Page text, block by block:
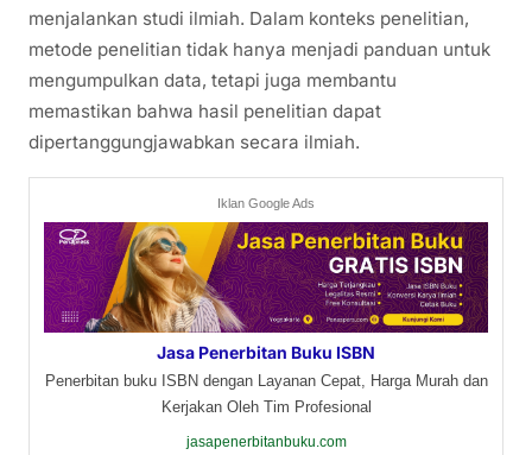
menjalankan studi ilmiah. Dalam konteks penelitian,
metode penelitian tidak hanya menjadi panduan untuk
mengumpulkan data, tetapi juga membantu
memastikan bahwa hasil penelitian dapat
dipertanggungjawabkan secara ilmiah.
Iklan Google Ads
Jasa Penerbitan Buku ISBN
Penerbitan buku ISBN dengan Layanan Cepat, Harga Murah dan
Kerjakan Oleh Tim Profesional
jasapenerbitanbuku.com